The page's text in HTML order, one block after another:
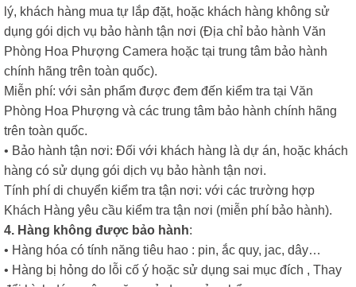
lý, khách hàng mua tự lắp đặt, hoặc khách hàng không sử
dụng gói dịch vụ bảo hành tận nơi (Địa chỉ bảo hành Văn
Phòng Hoa Phượng Camera hoặc tại trung tâm bảo hành
chính hãng trên toàn quốc).
Miễn phí: với sản phẩm được đem đến kiểm tra tại Văn
Phòng Hoa Phượng và các trung tâm bảo hành chính hãng
trên toàn quốc.
• Bảo hành tận nơi: Đối với khách hàng là dự án, hoặc khách
hàng có sử dụng gói dịch vụ bảo hành tận nơi.
Tính phí di chuyển kiểm tra tận nơi: với các trường hợp
Khách Hàng yêu cầu kiểm tra tận nơi (miễn phí bảo hành).
4. Hàng không được bảo hành:
• Hàng hóa có tính năng tiêu hao : pin, ắc quy, jac, dây…
• Hàng bị hỏng do lỗi cố ý hoặc sử dụng sai mục đích , Thay